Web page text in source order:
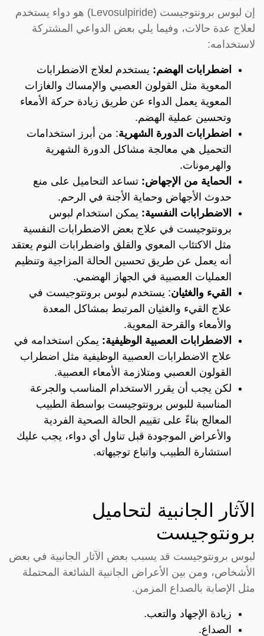
إن لبوس برونتوجيست (Levosulpiride) هو دواء يستخدم
لعلاج عدة حالات، وفيما يلي بعض الدواعي المشتركة
لاستخدامه:
اضطرابات الهضم: يستخدم لعلاج الاضطرابات
المعوية مثل القولون العصبي والإمساك والغازات
المعوية يعمل الدواء عن طريق زيادة حركة الأمعاء
وتحسين عملية الهضم.
اضطرابات الدورة الشهرية: من أبرز استخدامات
التحميل هي معالجة مشاكل الدورة الشهرية
والهرمونات.
الحماية من الإجهاض: تساعد التحاميل على منع
حدوث الأجهاض وحماية الأجنة في الرحم.
الاضطرابات النفسية: يمكن استخدام لبوس
برونتوجيست في علاج بعض الاضطرابات النفسية
مثل الاكتئاب المعوي والقلق واضطرابات النوم يعتقد
أنه يعمل عن طريق تحسين الحالة المزاجية وتنظيم
العمليات العصبية في الجهاز الهضمي.
القيء والغثيان: يستخدم لبوس برونتوجيست في
علاج القيء والغثيان المرتبط بمشاكل المعدة
والأمعاء والقرحة المعوية.
الاضطرابات العصبية الوظيفية: يمكن استخدامه في
علاج الاضطرابات العصبية الوظيفية مثل اضطراب
القولون العصبي ومتلازمة الأمعاء العصبية.
لكن يجب أن يقرر الاستخدام المناسب والجرعة
المناسبة للبوس برونتوجيست بواسطة الطبيب
المعالج بناءً على تقييم الحالة الصحية الفردية
والأعراض الموجودة قبل تناول أي دواء، يجب عليك
استشارة الطبيب واتباع توجيهاته.
الآثار الجانبية لتحاميل
برونتوجيست
لبوس برونتوجيست قد يسبب بعض الآثار الجانبية في بعض
الأشخاص، ومن بين الأعراض الجانبية الشائعة المحتملة
مثل الإصابة بالصداع المزمن.
زيادة الإجهاد والتعب.
الصداع.